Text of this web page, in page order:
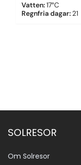
Vatten:17°C
Regnfria dagar: 21
SOLRESOR
Om Solresor